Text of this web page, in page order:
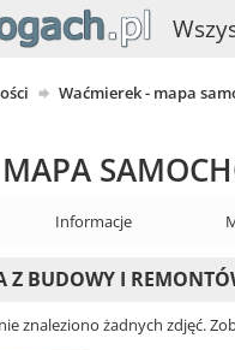
Waćmierek - mapa
Informacje
Z BUDOWY I
znaleziono żadnych zdjęć.